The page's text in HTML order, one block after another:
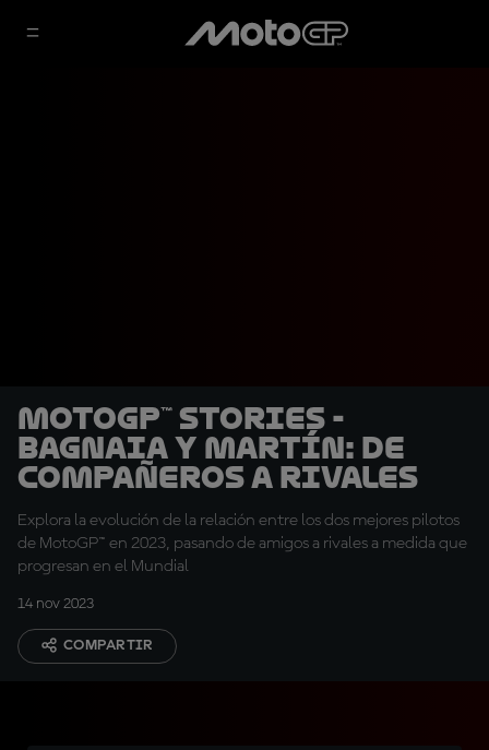
MotoGP™ Stories -
Bagnaia y Martín: De
compañeros a rivales
Explora la evolución de la relación entre los dos mejores pilotos
de MotoGP™ en 2023, pasando de amigos a rivales a medida que
progresan en el Mundial
14 nov 2023
COMPARTIR